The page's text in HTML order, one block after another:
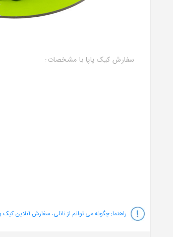
سفارش کیک پاپا با مشخصات:
راهنما:چگونه می توانم از ناتلی، سفارش آنلاین